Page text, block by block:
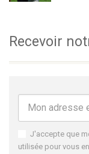
Recevoir
J'accepte que
utilisée pour vous